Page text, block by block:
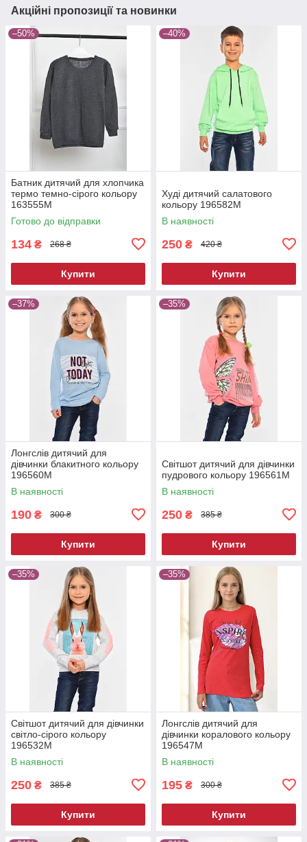
Акційні пропозиції та новинки
–50%
Батник дитячий для хлопчика
термо темно-сірого кольору
163555M
Готово до відправки
134 ₴ 268 ₴
Купити
–40%
Худі дитячий салатового
кольору 196582M
В наявності
250 ₴ 420 ₴
Купити
–37%
Лонгслів дитячий для
дівчинки блакитного кольору
196560M
В наявності
190 ₴ 300 ₴
Купити
–35%
Світшот дитячий для дівчинки
пудрового кольору 196561M
В наявності
250 ₴ 385 ₴
Купити
–35%
Світшот дитячий для дівчинки
світло-сірого кольору
196532M
В наявності
250 ₴ 385 ₴
Купити
–35%
Лонгслів дитячий для
дівчинки коралового кольору
196547M
В наявності
195 ₴ 300 ₴
Купити